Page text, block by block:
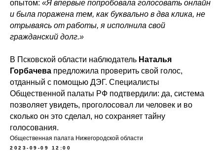
опытом: «Я впервые попробовала голосовать онлайн
и была поражена тем, как буквально в два клика, не
отрываясь от работы, я исполнила свой
гражданский долг.»
В Псковской области наблюдатель Наталья
Горбачева предложила проверить свой голос,
отданный с помощью ДЭГ. Специалисты
Общественной палаты РФ подтвердили: да, система
позволяет увидеть, проголосовал ли человек и во
сколько он это сделал, но сохраняет тайну
голосования.
Общественная палата Нижегородской области
2023-09-09 12:00